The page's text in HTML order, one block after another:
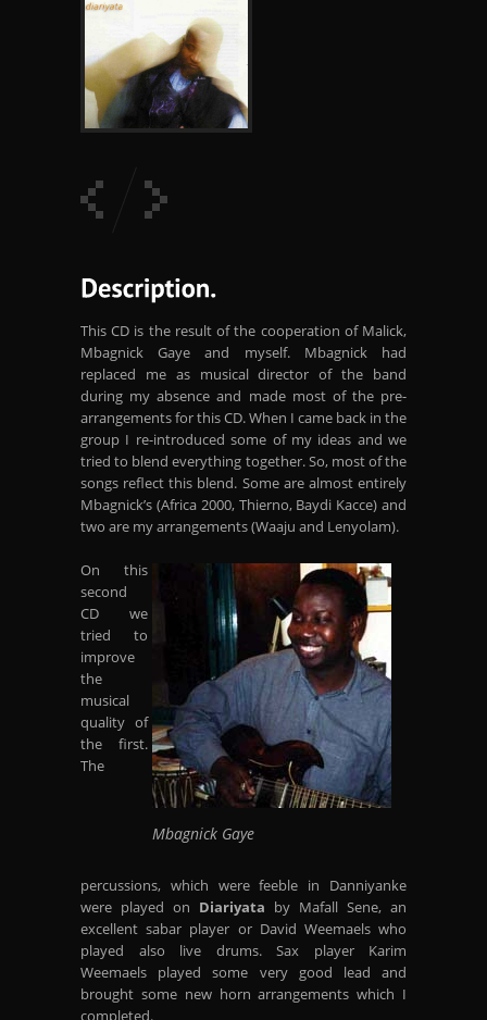
This CD is the result of the cooperation of Malick,
Mbagnick Gaye and myself. Mbagnick had
replaced me as musical director of the band
during my absence and made most of the pre-
arrangements for this CD. When I came back in the
group I re-introduced some of my ideas and we
tried to blend everything together. So, most of the
songs reflect this blend. Some are almost entirely
Mbagnick’s (Africa 2000, Thierno, Baydi Kacce) and
two are my arrangements (Waaju and Lenyolam).
Mbagnick Gaye
On this
second
CD we
tried to
improve
the
musical
quality of
the first.
The
percussions, which were feeble in Danniyanke
were played on Diariyata by Mafall Sene, an
excellent sabar player or David Weemaels who
played also live drums. Sax player Karim
Weemaels played some very good lead and
brought some new horn arrangements which I
completed.